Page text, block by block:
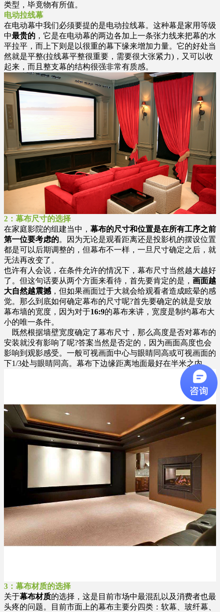
类型，毕竟物有所值。
电动拉线幕
在电动幕中我们必须要提的是电动拉线幕。这种幕是家用等级
中最贵的 ，它是在电动幕的两边各加上一条张力线来把幕的水
平拉平，而上下则是以很重的幕下缘来增加力量。它的好处当
然就是平整(拉线幕平整很重要，需要很大张紧力)，又可以收
起来，而且整支幕的结构很强非常有质感。
2：幕布尺寸的选择
在家庭影院的组建当中， 幕布的尺寸和位置是在所有工序之前
第一位要考虑的。因为无论是观看距离还是投影机的摆设位置
都是可以后期调整的，但幕布不一样，一旦尺寸确定之后，就
无法再改变了。
也许有人会说，在条件允许的情况下，幕布尺寸当然越大越好
了。但这句话要从两个方面来看待，首先要肯定的是， 画面越
大自然越震撼 ，但如果画面过于大就会给观看者造成眩晕的感
觉。那么到底如何确定幕布的尺寸呢?首先要确定的就是安放
幕布墙的宽度，因为对于16:9的幕布来讲，宽度是制约幕布大
小的唯一条件。
既然根据墙壁宽度确定了幕布尺寸，那么高度是否对幕布的
安装就没有影响了呢?答案当然是否定的，因为画面高度也会
影响到观影感受。一般可视画面中心与眼睛同高或可视画面的
下1/3处与眼睛同高。幕布下边缘距离地面最好在半米之内。
3：幕布材质的选择
关于幕布材质的选择，这是目前市场中最混乱以及消费者也最
头疼的问题。目前市面上的幕布主要分四类：软幕、玻纤幕、